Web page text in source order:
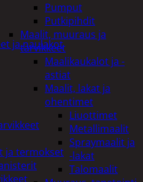
Pumput
Putkipihdit
Maalit, muuraus ja
tarvikkeet
Maalikaukalot ja -
astiat
Maalit, lakat ja
ohentimet
Liuottimet
Metallimaalit
Spraymaalit ja
-lakat
Talomaalit
ja naulakot
ja termokset